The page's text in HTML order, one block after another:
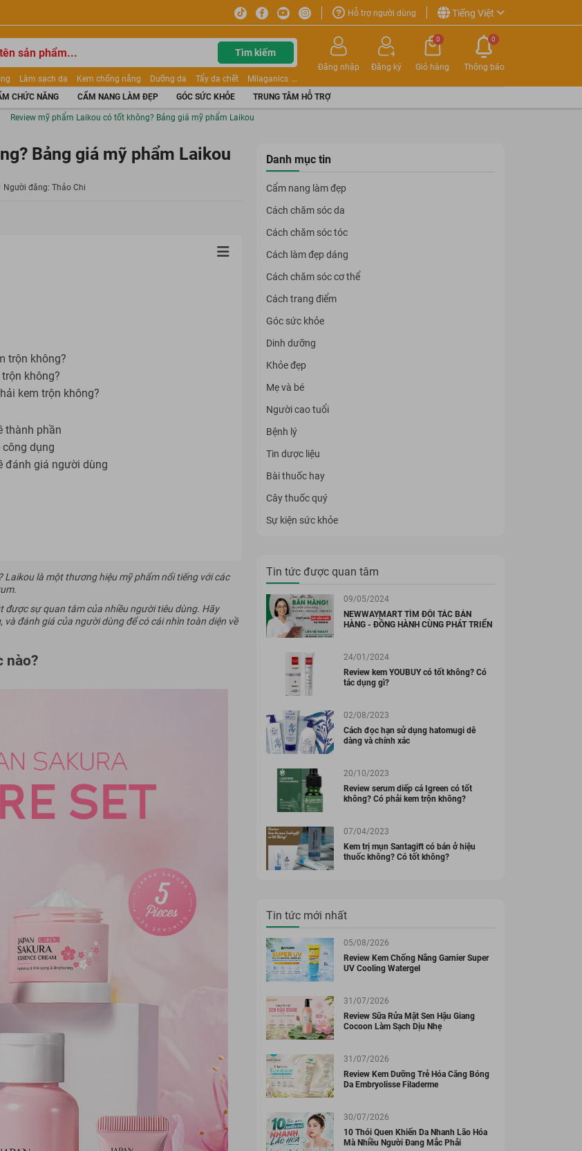
Hỗ trợ người dùng Tiếng Việt
Tìm kiếm
Làm sạch da Kem chống nắng Dưỡng da Tẩy da chết
Milaganics
Kem trang điểm Dưỡng trắng Dior Mỹ phẩm Mặt nạ
Tinh chất
Đăng nhập Đăng ký
0
Giỏ hàng Thông báo
0
CHỨC NĂNG CẨM NANG LÀM ĐẸP GÓC SỨC KHỎE TRUNG TÂM HỖ TRỢ
Review mỹ phẩm Laikou có tốt không? Bảng giá mỹ phẩm Laikou
Bảng giá mỹ phẩm Laikou
Người đăng: Thảo Chi
trộn không?
không?
kem trộn không?
thành phần
dụng
đánh giá người dùng
Laikou là một thương hiệu mỹ phẩm nổi tiếng với các
được sự quan tâm của nhiều người tiêu dùng. Hãy
đánh giá của người dùng để có cái nhìn toàn diện về
nào?
Danh mục tin
Cẩm nang làm đẹp
Cách chăm sóc da
Cách chăm sóc tóc
Cách làm đẹp dáng
Cách chăm sóc cơ thể
Cách trang điểm
Góc sức khỏe
Dinh dưỡng
Khỏe đẹp
Mẹ và bé
Người cao tuổi
Bệnh lý
Tin dược liệu
Bài thuốc hay
Cây thuốc quý
Sự kiện sức khỏe
Tin tức được quan tâm
09/05/2024
NEWWAYMART TÌM ĐỐI TÁC BÁN
HÀNG - ĐỒNG HÀNH CÙNG PHÁT TRIỂN
24/01/2024
Review kem YOUBUY có tốt không? Có
tác dụng gì?
02/08/2023
Cách đọc hạn sử dụng hatomugi dễ
dàng và chính xác
20/10/2023
Review serum diếp cá Igreen có tốt
không? Có phải kem trộn không?
07/04/2023
Kem trị mụn Santagift có bán ở hiệu
thuốc không? Có tốt không?
Tin tức mới nhất
05/08/2026
Review Kem Chống Nắng Garnier Super
UV Cooling Watergel
31/07/2026
Review Sữa Rửa Mặt Sen Hậu Giang
Cocoon Làm Sạch Dịu Nhẹ
31/07/2026
Review Kem Dưỡng Trẻ Hóa Căng Bóng
Da Embryolisse Filaderme
30/07/2026
10 Thói Quen Khiến Da Nhanh Lão Hóa
Mà Nhiều Người Đang Mắc Phải